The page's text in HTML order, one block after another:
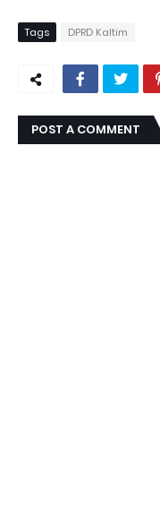
Tags DPRD Kaltim
POST A COMMENT